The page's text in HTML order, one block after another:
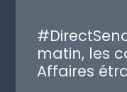
matin, les
Affaires